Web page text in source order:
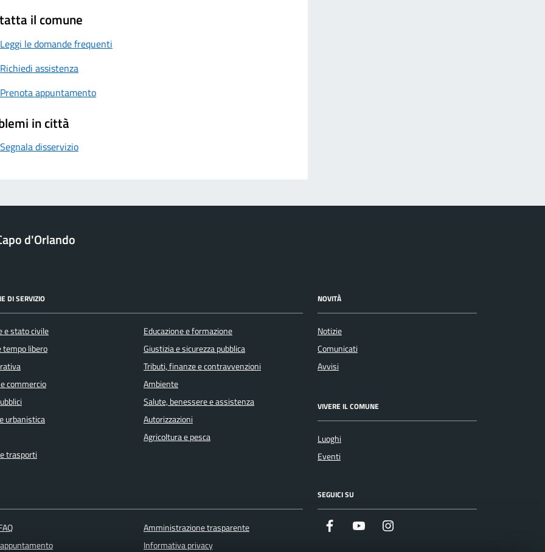
il comune
Leggi le domande frequenti
Richiedi assistenza
Prenota appuntamento
in città
Segnala disservizio
d'Orlando
DI SERVIZIO
e stato civile
tempo libero
commercio
urbanistica
trasporti
Educazione e formazione
Giustizia e sicurezza pubblica
Tributi, finanze e contravvenzioni
Ambiente
Salute, benessere e assistenza
Autorizzazioni
Agricoltura e pesca
NOVITÀ
Notizie
Comunicati
Avvisi
VIVERE IL COMUNE
Luoghi
Eventi
Amministrazione trasparente
Informativa privacy
SEGUICI SU
Facebook Youtube